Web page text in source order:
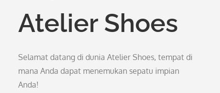
Atelier Shoes
Selamat datang di dunia Atelier Shoes, tempat di
mana Anda dapat menemukan sepatu impian
Anda!